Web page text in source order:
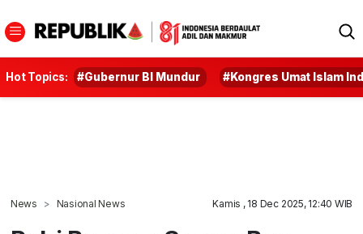
Hot Topics: #Gubernur BI Mundur #Kongres Umat Islam
News Nasional News Kamis , 18 Dec 2025, 12:40 WIB